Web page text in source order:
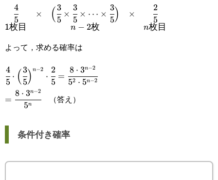
\begin{matrix}\cfrac{4}
{5}&\times&\Big(\cfrac{3}
{5}\times\cfrac{3}
{5}\Big)&\times&\cfrac{2}
{5}\\\textsf{1枚目}&&n-
目}\end{matrix}
5
4
1枚目
× ( 5
3
×
5
3
× ⋯ ×
5
3)
n − 2枚
×
5
2
n枚目
よって，求める確率は
\cfrac{4}
{5}\cdot\Big(\cfrac{3}
{5}\Big)^{n-
{5}=\cfrac{8\cdot3^{n-
5
4
⋅ ( 5
3) n−2
⋅
5
2
=
52 ⋅ 5n−2
8 ⋅ 3n−2
=\cfrac{8\cdot3^{n-
2}}{5^n}
=
5n
8 ⋅ 3n−2
（答え）
条件付き確率